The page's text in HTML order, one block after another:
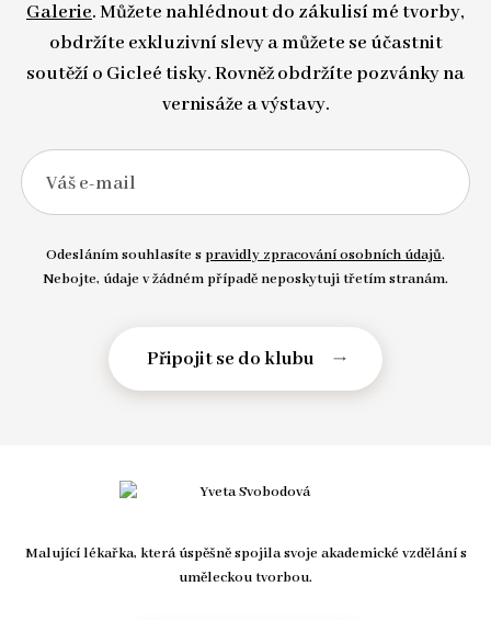
Galerie. Můžete nahlédnout do zákulisí mé tvorby,
obdržíte exkluzivní slevy a můžete se účastnit
soutěží o Gicleé tisky. Rovněž obdržíte pozvánky na
vernisáže a výstavy.
Váš e-mail
Odesláním souhlasíte s pravidly zpracování osobních údajů.
Nebojte, údaje v žádném případě neposkytuji třetím stranám.
Malující lékařka, která úspěšně spojila svoje akademické vzdělání s
uměleckou tvorbou.